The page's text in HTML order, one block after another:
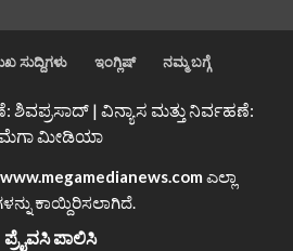
ಸುದ್ದಿಗಳು ಇಂಗ್ಲಿಷ್ ನಮ್ಮ ಬಗ್ಗೆ
ಶಿವಪ್ರಸಾದ್ | ವಿನ್ಯಾಸ ಮತ್ತು ನಿರ್ವಹಣೆ:
ಮೆಗಾ ಮೀಡಿಯಾ
www.megamedianews.com ಎಲ್ಲಾ
ಕಾಯ್ದಿರಿಸಲಾಗಿದೆ.
ಪ್ರೈವಸಿ ಪಾಲಿಸಿ